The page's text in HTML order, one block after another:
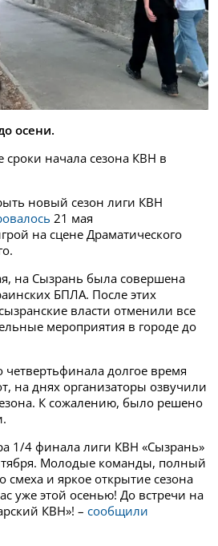
осени.
начала сезона КВН в
новый сезон лиги КВН
21 мая
на сцене Драматического
на Сызрань была совершена
БПЛА. После этих
власти отменили все
мероприятия в городе до
четвертьфинала долгое время
на днях организаторы озвучили
К сожалению, было решено
1/4 финала лиги КВН «Сызрань»
Молодые команды, полный
смеха и яркое открытие сезона
уже этой осенью! До встречи на
КВН»! – сообщили